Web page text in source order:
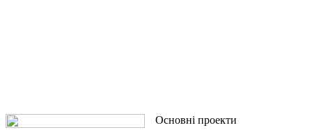
Основні проекти